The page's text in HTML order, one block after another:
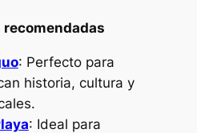
recomendadas
: Perfecto para
historia, cultura y
: Ideal para